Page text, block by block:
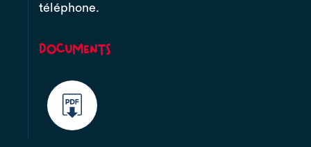
téléphone.
Documents